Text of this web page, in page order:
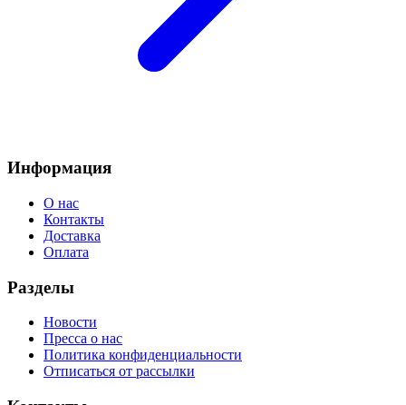
Информация
О нас
Контакты
Доставка
Оплата
Разделы
Новости
Пресса о нас
Политика конфиденциальности
Отписаться от рассылки